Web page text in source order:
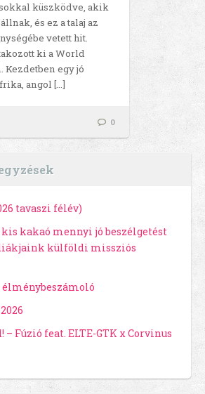
küszködve, akik
és ez a talaj az
vetett hit.
ki a World
Kezdetben egy jó
angol […]
0
tavaszi félév)
kakaó mennyi jó beszélgetést
külföldi missziós
élménybeszámoló
Fúzió feat. ELTE-GTK x Corvinus